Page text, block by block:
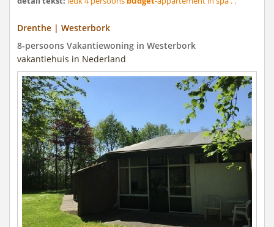
Drenthe | Westerbork
8-persoons Vakantiewoning in Westerbork
vakantiehuis in Nederland